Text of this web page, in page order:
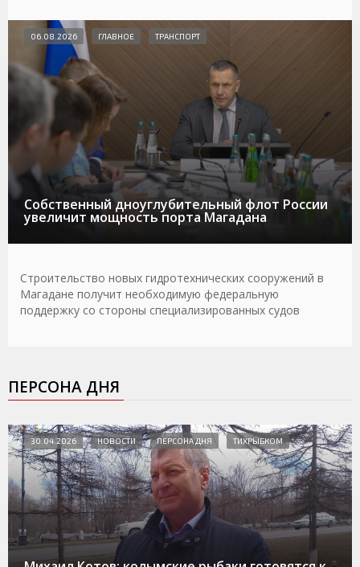
Собственный дноуглубительный флот России
увеличит мощность порта Магадана
06.08.2026 ГЛАВНОЕ ТРАНСПОРТ
Строительство новых гидротехнических сооружений в
Магадане получит необходимую федеральную
поддержку со стороны специализированных судов
ПЕРСОНА ДНЯ
30.04.2026 НОВОСТИ ПЕРСОНА ДНЯ ТИХРЫБКОМ